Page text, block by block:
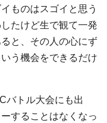
ものはスゴイと思う
たけど生で観て一発
と、その人の心にず
う機会をできるだけ
バトル大会にも出
することはなくなっ